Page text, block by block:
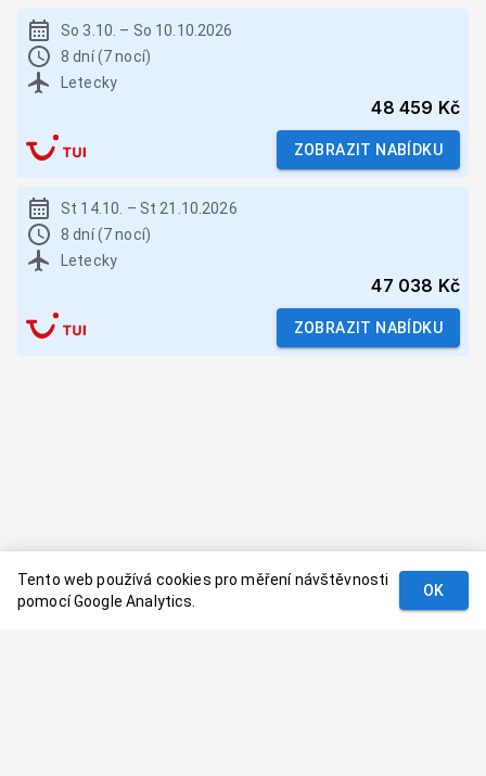
So 3.10. – So 10.10.2026
8 dní (7 nocí)
Letecky
48 459 Kč
ZOBRAZIT NABÍDKU
St 14.10. – St 21.10.2026
8 dní (7 nocí)
Letecky
47 038 Kč
ZOBRAZIT NABÍDKU
Tento web používá cookies pro měření návštěvnosti
pomocí Google Analytics.
OK